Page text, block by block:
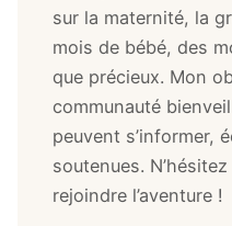
sur la maternité, la
mois de bébé, des
que précieux. Mon
communauté
peuvent s’informer,
soutenues.
rejoindre l’aventure !